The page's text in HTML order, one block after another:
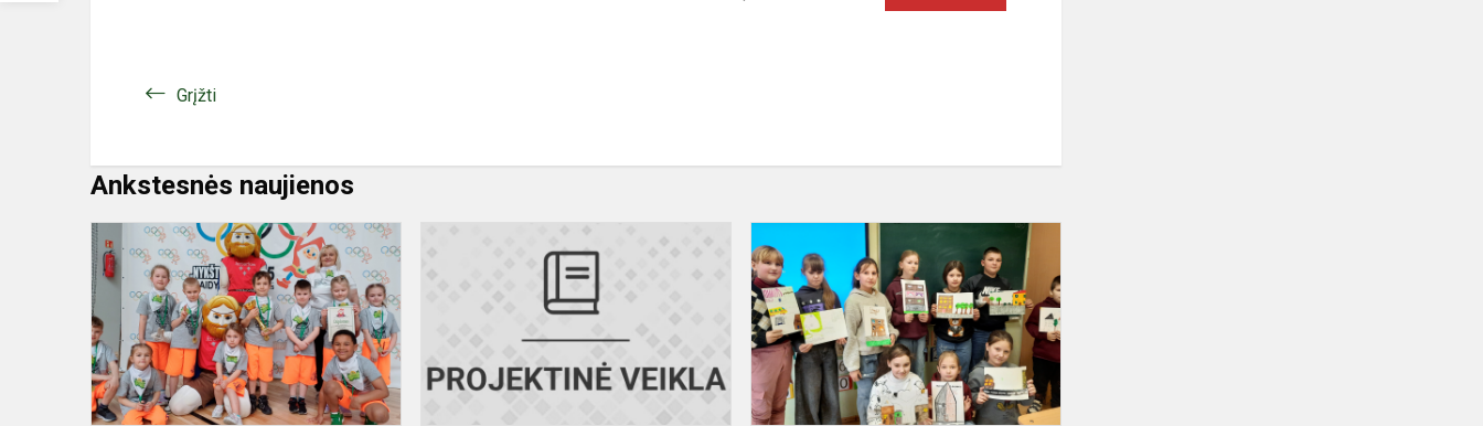
Grįžti
Ankstesnės naujienos
renginys
žaidynės
2025“
dalyvauti
DRAMBLIADA
2025